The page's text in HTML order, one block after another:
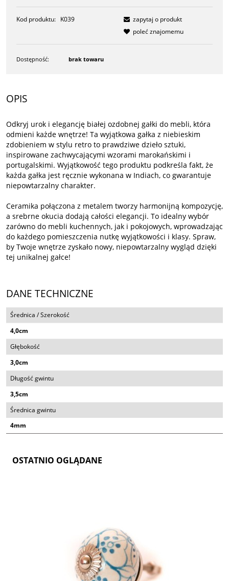
Kod produktu: K039
zapytaj o produkt
poleć znajomemu
Dostępność: brak towaru
OPIS
Odkryj urok i elegancję białej ozdobnej gałki do mebli, która
odmieni każde wnętrze! Ta wyjątkowa gałka z niebieskim
zdobieniem w stylu retro to prawdziwe dzieło sztuki,
inspirowane zachwycającymi wzorami marokańskimi i
portugalskimi. Wyjątkowość tego produktu podkreśla fakt, że
każda gałka jest ręcznie wykonana w Indiach, co gwarantuje
niepowtarzalny charakter.
Ceramika połączona z metalem tworzy harmonijną kompozycję,
a srebrne okucia dodają całości elegancji. To idealny wybór
zarówno do mebli kuchennych, jak i pokojowych, wprowadzając
do każdego pomieszczenia nutkę wyjątkowości i klasy. Spraw,
by Twoje wnętrze zyskało nowy, niepowtarzalny wygląd dzięki
tej unikalnej gałce!
DANE TECHNICZNE
Średnica / Szerokość
4,0cm
Głębokość
3,0cm
Długość gwintu
3,5cm
Średnica gwintu
4mm
OSTATNIO OGLĄDANE